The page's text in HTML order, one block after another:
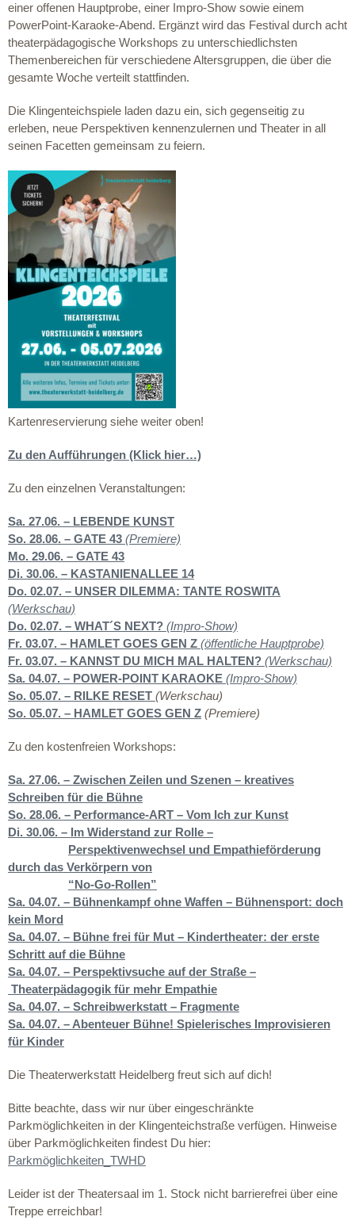
einer offenen Hauptprobe, einer Impro-Show sowie einem
PowerPoint-Karaoke-Abend. Ergänzt wird das Festival durch acht
theaterpädagogische Workshops zu unterschiedlichsten
Themenbereichen für verschiedene Altersgruppen, die über die
gesamte Woche verteilt stattfinden.
Die Klingenteichspiele laden dazu ein, sich gegenseitig zu
erleben, neue Perspektiven kennenzulernen und Theater in all
seinen Facetten gemeinsam zu feiern.
Kartenreservierung siehe weiter oben!
Zu den Aufführungen (Klick hier…)
Zu den einzelnen Veranstaltungen:
Sa. 27.06. – LEBENDE KUNST
So. 28.06. – GATE 43 (Premiere)
Mo. 29.06. – GATE 43
Di. 30.06. – KASTANIENALLEE 14
Do. 02.07. – UNSER DILEMMA: TANTE ROSWITA
(Werkschau)
Do. 02.07. – WHAT´S NEXT? (Impro-Show)
Fr. 03.07. – HAMLET GOES GEN Z (öffentliche Hauptprobe)
Fr. 03.07. – KANNST DU MICH MAL HALTEN? (Werkschau)
Sa. 04.07. – POWER-POINT KARAOKE (Impro-Show)
So. 05.07. – RILKE RESET (Werkschau)
So. 05.07. – HAMLET GOES GEN Z (Premiere)
Zu den kostenfreien Workshops:
Sa. 27.06. – Zwischen Zeilen und Szenen – kreatives
Schreiben für die Bühne
So. 28.06. – Performance-ART – Vom Ich zur Kunst
Di. 30.06. – Im Widerstand zur Rolle –
Perspektivenwechsel und Empathieförderung
durch das Verkörpern von
“No-Go-Rollen”
Sa. 04.07. – Bühnenkampf ohne Waffen – Bühnensport: doch
kein Mord
Sa. 04.07. – Bühne frei für Mut – Kindertheater: der erste
Schritt auf die Bühne
Sa. 04.07. – Perspektivsuche auf der Straße –
Theaterpädagogik für mehr Empathie
Sa. 04.07. – Schreibwerkstatt – Fragmente
Sa. 04.07. – Abenteuer Bühne! Spielerisches Improvisieren
für Kinder
Die Theaterwerkstatt Heidelberg freut sich auf dich!
Bitte beachte, dass wir nur über eingeschränkte
Parkmöglichkeiten in der Klingenteichstraße verfügen. Hinweise
über Parkmöglichkeiten findest Du hier:
Parkmöglichkeiten_TWHD
Leider ist der Theatersaal im 1. Stock nicht barrierefrei über eine
Treppe erreichbar!